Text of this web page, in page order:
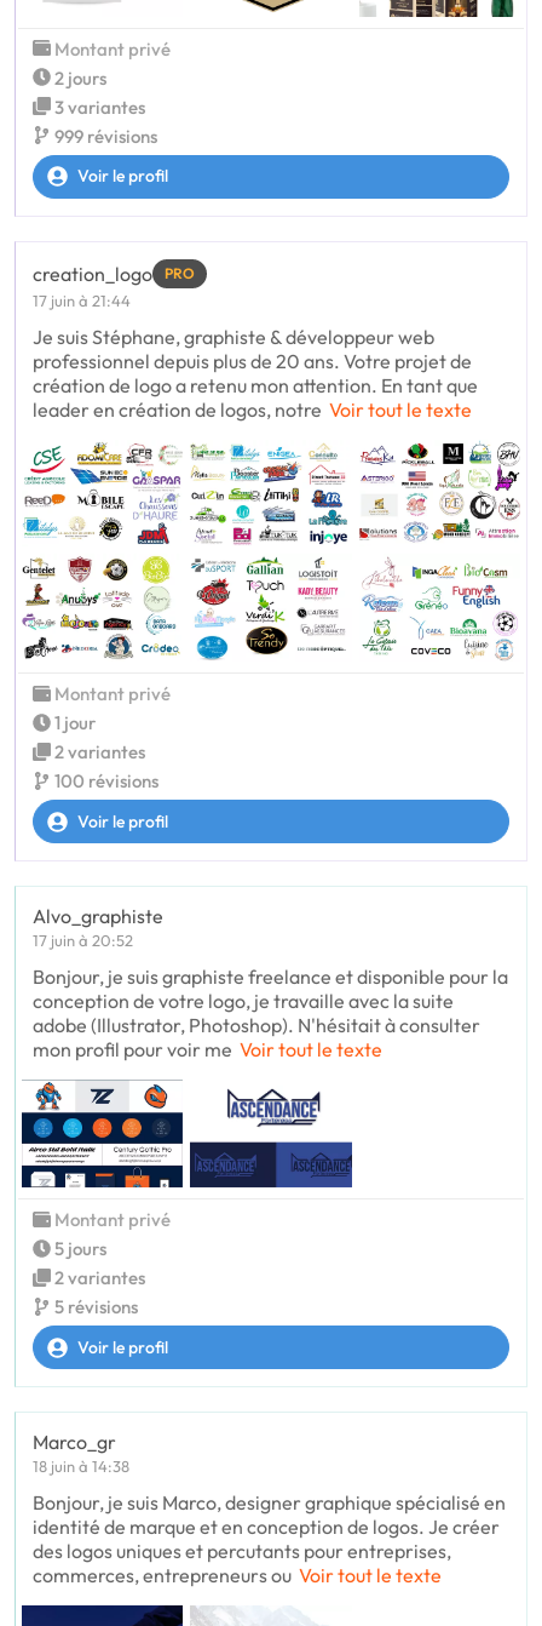
Montant privé
2 jours
3 variantes
999 révisions
Voir le profil
creation_logo PRO
17 juin à 21:44
Je suis Stéphane, graphiste & développeur web
professionnel depuis plus de 20 ans. Votre projet de
création de logo a retenu mon attention. En tant que
leader en création de logos, notre Voir tout le texte
Montant privé
1 jour
2 variantes
100 révisions
Voir le profil
Alvo_graphiste
17 juin à 20:52
Bonjour, je suis graphiste freelance et disponible pour la
conception de votre logo, je travaille avec la suite
adobe (Illustrator, Photoshop). N'hésitait à consulter
mon profil pour voir me Voir tout le texte
Montant privé
5 jours
2 variantes
5 révisions
Voir le profil
Marco_gr
18 juin à 14:38
Bonjour, je suis Marco, designer graphique spécialisé en
identité de marque et en conception de logos. Je créer
des logos uniques et percutants pour entreprises,
commerces, entrepreneurs ou Voir tout le texte